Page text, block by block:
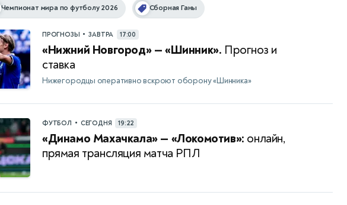
Чемпионат мира по футболу 2026 Сборная Ганы
ПРОГНОЗЫ • ЗАВТРА 17:00
«Нижний Новгород» — «Шинник». Прогноз и
ставка
Нижегородцы оперативно вскроют оборону «Шинника»
ФУТБОЛ • СЕГОДНЯ 19:22
«Динамо Махачкала» — «Локомотив»: онлайн,
прямая трансляция матча РПЛ